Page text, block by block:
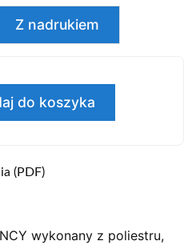
Z nadrukiem
do koszyka
(PDF)
wykonany z poliestru,